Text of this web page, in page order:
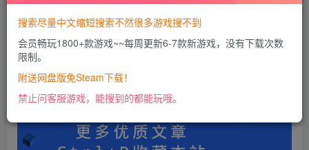
您当前未登录！建议登陆后购买，可保存购买订单
账号密码错误或需要验证码，进售后扣裙1050974489
使用教程：
https://docs.qq.com/doc/DU0VHUUFRS2xDa1Jp
搜索尽量中文缩短搜索不然很多游戏搜不到
会员畅玩1800+款游戏~~每周更新6-7款新游戏，没有下载次数
限制。
附送网盘版免Steam下载！
禁止问客服游戏，能搜到的都能玩哦。